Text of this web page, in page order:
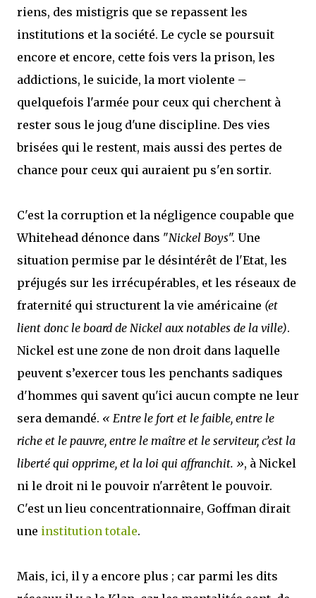
riens, des mistigris que se repassent les
institutions et la société. Le cycle se poursuit
encore et encore, cette fois vers la prison, les
addictions, le suicide, la mort violente –
quelquefois l'armée pour ceux qui cherchent à
rester sous le joug d'une discipline. Des vies
brisées qui le restent, mais aussi des pertes de
chance pour ceux qui auraient pu s'en sortir.
C'est la corruption et la négligence coupable que
Whitehead dénonce dans "Nickel Boys". Une
situation permise par le désintérêt de l'Etat, les
préjugés sur les irrécupérables, et les réseaux de
fraternité qui structurent la vie américaine (et
lient donc le board de Nickel aux notables de la ville).
Nickel est une zone de non droit dans laquelle
peuvent s’exercer tous les penchants sadiques
d'hommes qui savent qu'ici aucun compte ne leur
sera demandé. « Entre le fort et le faible, entre le
riche et le pauvre, entre le maître et le serviteur, c’est la
liberté qui opprime, et la loi qui affranchit. », à Nickel
ni le droit ni le pouvoir n'arrêtent le pouvoir.
C'est un lieu concentrationnaire, Goffman dirait
une institution totale.
Mais, ici, il y a encore plus ; car parmi les dits